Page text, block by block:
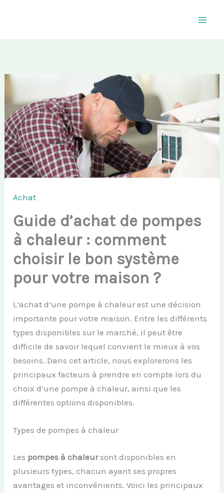
Achat
Guide d’achat de pompes
à chaleur : comment
choisir le bon système
pour votre maison ?
L’achat d’une pompe à chaleur est une décision
importante pour votre maison. Entre les différents
types disponibles sur le marché, il peut être
difficile de savoir lequel convient le mieux à vos
besoins. Dans cet article, nous explorerons les
principaux facteurs à prendre en compte lors du
choix d’une pompe à chaleur, ainsi que les
différentes options disponibles.
Types de pompes à chaleur
Les pompes à chaleursont disponibles en
plusieurs types, chacun ayant ses propres
avantages et inconvénients. Voici les principaux